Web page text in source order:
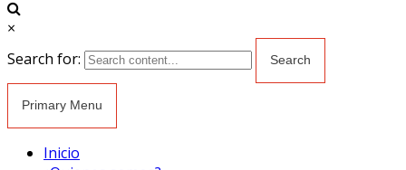
×
Search for:
Primary Menu
Inicio